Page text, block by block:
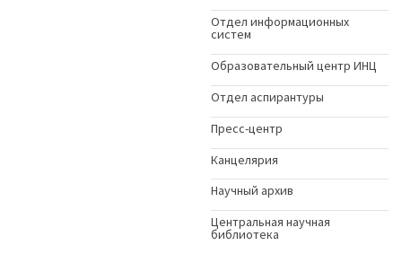
Отдел информационных
систем
Образовательный центр ИНЦ
Отдел аспирантуры
Пресс-центр
Канцелярия
Научный архив
Центральная научная
библиотека